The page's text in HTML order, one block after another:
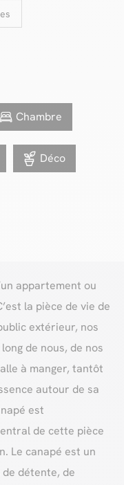
Chambre
Déco
appartement ou
la pièce de vie de
extérieur, nos
de nous, de nos
à manger, tantôt
autour de sa
est
de cette pièce
Le canapé est un
détente, de